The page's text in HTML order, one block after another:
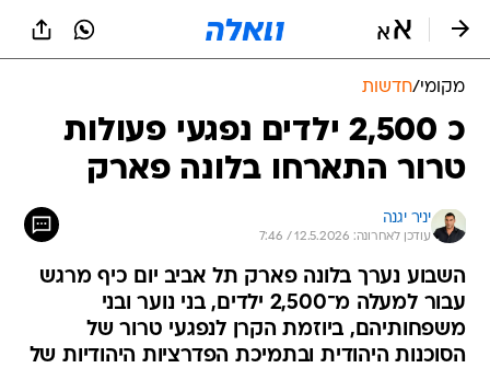
מקומי/חדשות
כ 2,500 ילדים נפגעי פעולות
טרור התארחו בלונה פארק
יניר יגנה
עודכן לאחרונה: 12.5.2026 / 7:46
השבוע נערך בלונה פארק תל אביב יום כיף מרגש
עבור למעלה מ־2,500 ילדים, בני נוער ובני
משפחותיהם, ביוזמת הקרן לנפגעי טרור של
הסוכנות היהודית ובתמיכת הפדרציות היהודיות של